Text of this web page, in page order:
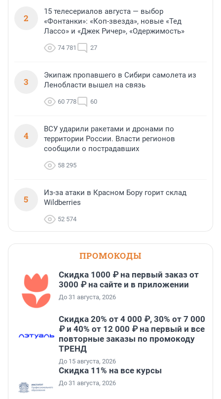
2
15 телесериалов августа — выбор
«Фонтанки»: «Коп-звезда», новые «Тед
Лассо» и «Джек Ричер», «Одержимость»
74 781 27
3
Экипаж пропавшего в Сибири самолета из
Ленобласти вышел на связь
60 778 60
4
ВСУ ударили ракетами и дронами по
территории России. Власти регионов
сообщили о пострадавших
58 295
5
Из-за атаки в Красном Бору горит склад
Wildberries
52 574
ПРОМОКОДЫ
Скидка 1000 ₽ на первый заказ от
3000 ₽ на сайте и в приложении
До 31 августа, 2026
Скидка 20% от 4 000 ₽, 30% от 7 000
₽ и 40% от 12 000 ₽ на первый и все
повторные заказы по промокоду
ТРЕНД
До 15 августа, 2026
Скидка 11% на все курсы
До 31 августа, 2026